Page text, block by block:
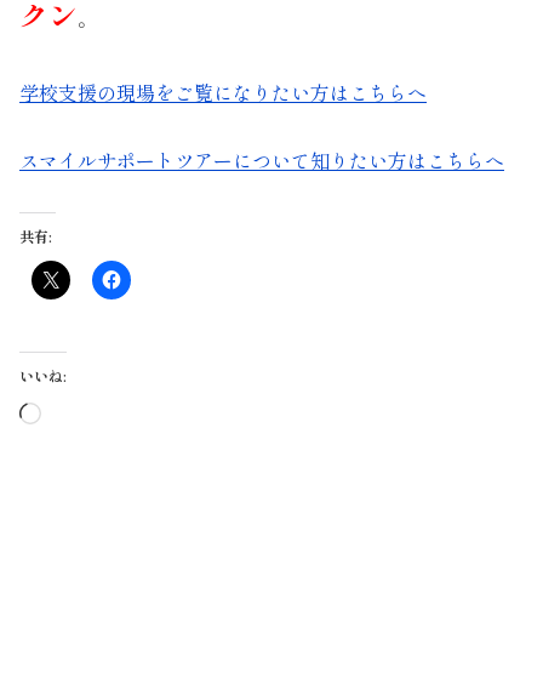
クン。
学校支援の現場をご覧になりたい方はこちらへ
スマイルサポートツアーについて知りたい方はこちらへ
共有:
いいね:
読